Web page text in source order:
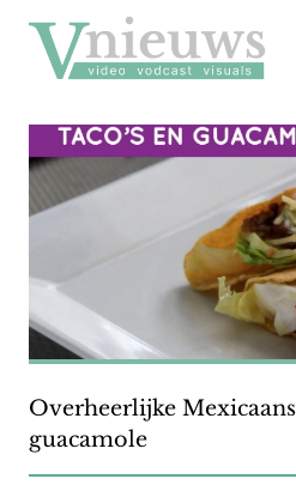
naar
inhoud
Overheerlijke
guacamole